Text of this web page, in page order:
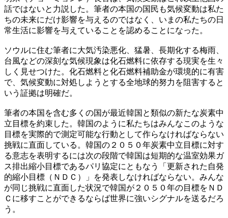
話ではないと力説した。筆者の本国の国民も気候変動は私た
ちの未来にだけ影響を与えるのではなく、いまの私たちの日
常生活に影響を与えていることを認めることになった。
ソウルに住む筆者に大気汚染悪化、猛暑、長期化する梅雨、
台風などの深刻な気候現象は化石燃料に依存する現実を生々
しく見せつけた。化石燃料と化石燃料補助金が環境的に有害
で、気候変動に対処しようとする全地球的努力を阻害すると
いう証拠は明確だ。
筆者の本国を含む多くの国が最近韓国と類似の新たな炭素中
立目標を約束した。韓国のように私たちはみんなこのような
目標を実際的で測定可能な行動として作らなければならない
挑戦に直面している。韓国の２０５０年炭素中立目標に対す
る意志を表明するには次の段階で韓国は短期的な温室効果ガ
ス排出縮小目標であるパリ協定にともなう「更新された自発
的縮小目標（ＮＤＣ）」を発表しなければならない。みんな
が同じ挑戦に直面した状況で韓国が２０５０年の目標をＮＤ
Ｃに移すことができるならば世界に強いシグナルを送るだろ
う。